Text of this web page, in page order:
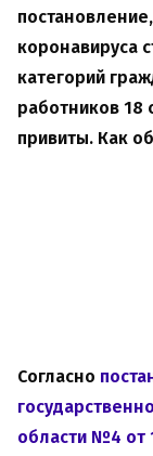
коронавируса
категорий
работников 18
привиты. Как
Согласно
области №4 от